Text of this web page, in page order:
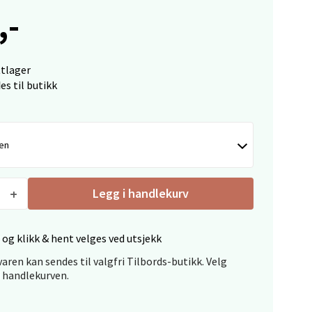
til butikk
Legg i handlekurv
klikk & hent velges ved utsjekk
kan sendes til valgfri Tilbords-butikk. Velg